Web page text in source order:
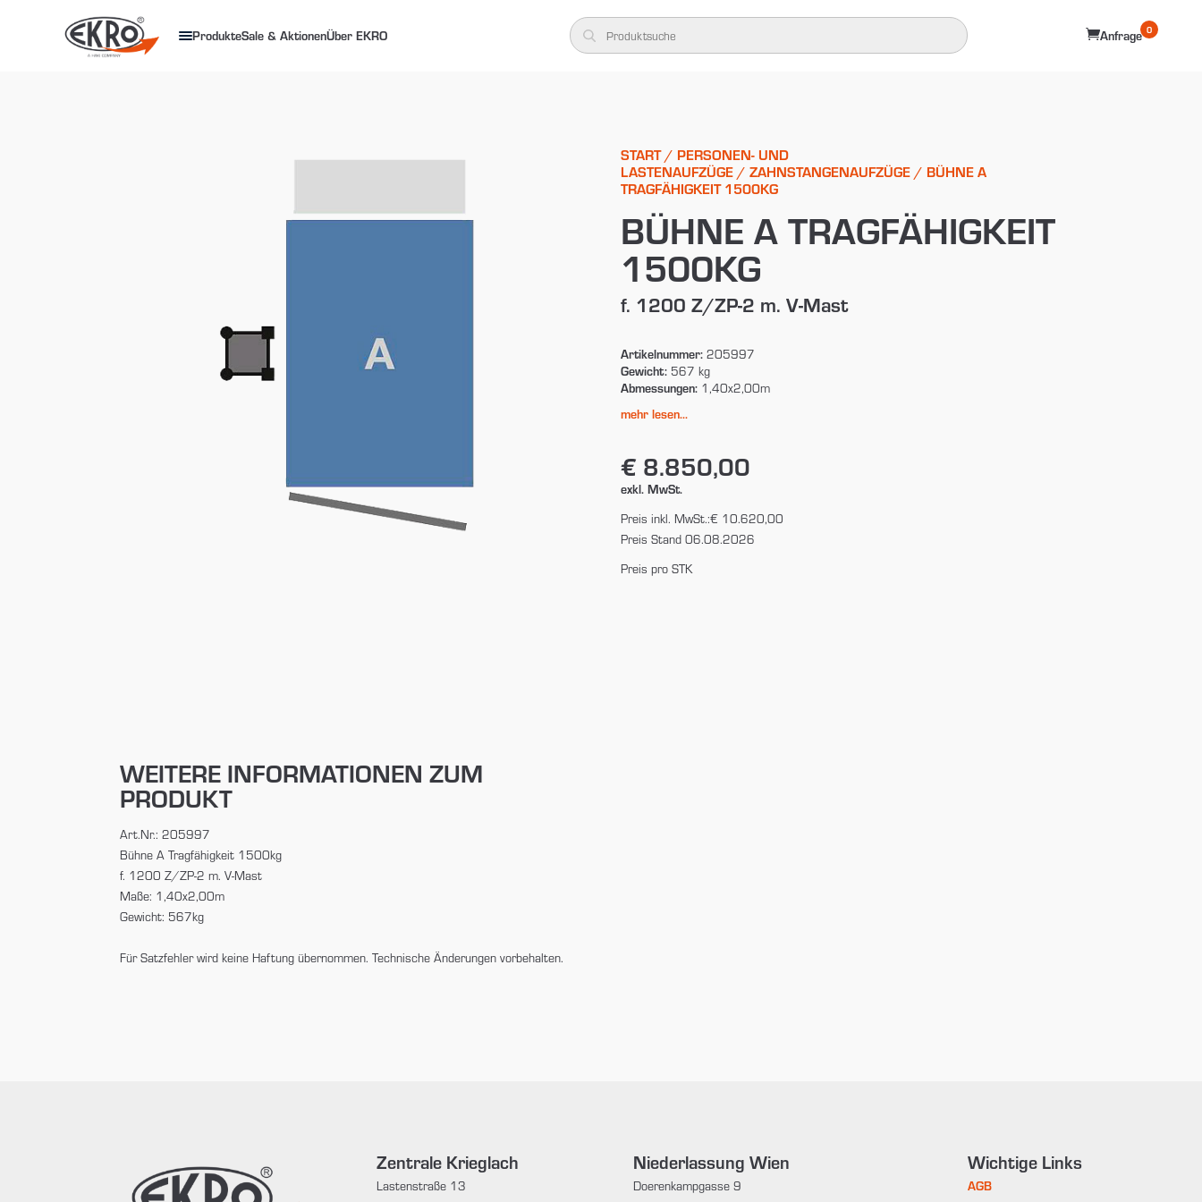
ProdukteSale & AktionenÜber EKRO Anfrage 0
START/ PERSONEN- UND
LASTENAUFZÜGE/ ZAHNSTANGENAUFZÜGE/ BÜHNE A
TRAGFÄHIGKEIT 1500KG
BÜHNE A TRAGFÄHIGKEIT
1500KG
f. 1200 Z/ZP-2 m. V-Mast
Artikelnummer:205997
Gewicht:567 kg
Abmessungen:1,40x2,00m
mehr lesen...
€ 8.850,00
exkl. MwSt.
Preis inkl. MwSt.:€ 10.620,00
Preis Stand 06.08.2026
Preis pro STK
WEITERE INFORMATIONEN ZUM
PRODUKT
Art.Nr.: 205997
Bühne A Tragfähigkeit 1500kg
f. 1200 Z/ZP-2 m. V-Mast
Maße: 1,40x2,00m
Gewicht: 567kg
Für Satzfehler wird keine Haftung übernommen. Technische Änderungen vorbehalten.
Zentrale Krieglach
Lastenstraße 13
Niederlassung Wien
Doerenkampgasse 9
Wichtige Links
AGB